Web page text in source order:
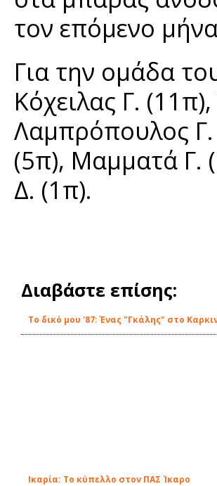
τον επόμενο
Για την ομάδα
Κόχειλας Γ.
Λαμπρόπουλος Γ.
(5π), Μαμματά Γ.
Δ. (1π).
Διαβάστε επίσης:
Το δικό μου '87: Ένας "Γκάλης" στο
Ικαρία: Το κύπελλο στον ΠΑΣ Ίκαρο